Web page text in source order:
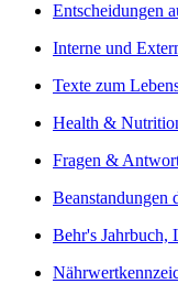
Entscheidungen
Interne und
Texte zum
Health &
Fragen &
Beanstandungen
Behr's Jahrbuch,